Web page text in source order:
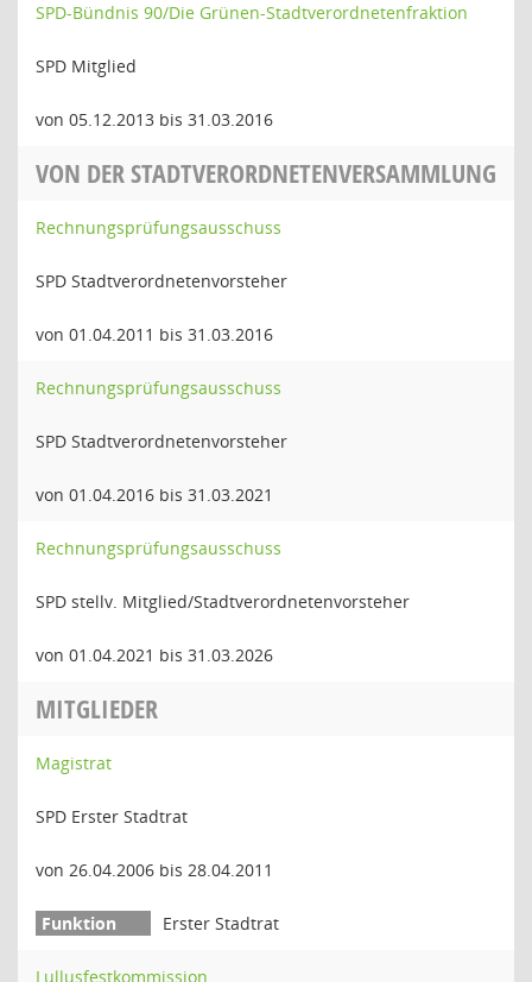
SPD-Bündnis 90/Die Grünen-Stadtverordnetenfraktion
SPD Mitglied
von 05.12.2013 bis 31.03.2016
VON DER STADTVERORDNETENVERSAMMLUNG
Rechnungsprüfungsausschuss
SPD Stadtverordnetenvorsteher
von 01.04.2011 bis 31.03.2016
Rechnungsprüfungsausschuss
SPD Stadtverordnetenvorsteher
von 01.04.2016 bis 31.03.2021
Rechnungsprüfungsausschuss
SPD stellv. Mitglied/Stadtverordnetenvorsteher
von 01.04.2021 bis 31.03.2026
MITGLIEDER
Magistrat
SPD Erster Stadtrat
von 26.04.2006 bis 28.04.2011
Erster Stadtrat
Lullusfestkommission